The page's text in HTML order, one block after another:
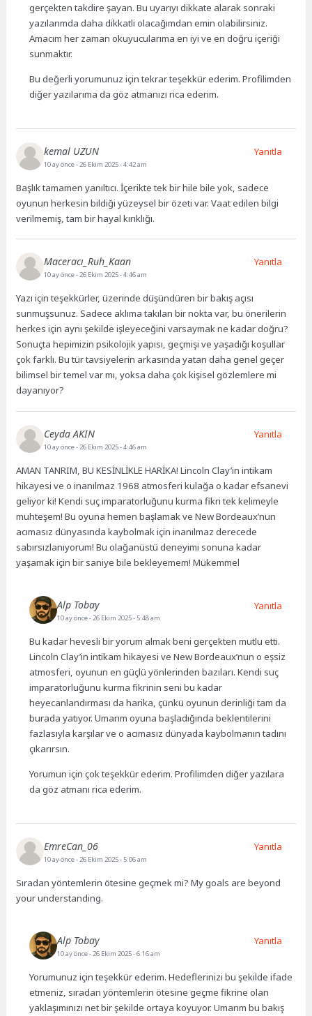
gerçekten takdire şayan. Bu uyarıyı dikkate alarak sonraki
yazılarımda daha dikkatli olacağımdan emin olabilirsiniz.
Amacım her zaman okuyucularıma en iyi ve en doğru içeriği
sunmaktır.
Bu değerli yorumunuz için tekrar teşekkür ederim. Profilimden
diğer yazılarıma da göz atmanızı rica ederim.
kemal UZUN
10 ay önce- 26 Ekim 2025 - 4:42 am
Başlık tamamen yanıltıcı. İçerikte tek bir hile bile yok, sadece
oyunun herkesin bildiği yüzeysel bir özeti var. Vaat edilen bilgi
verilmemiş, tam bir hayal kırıklığı.
Yanıtla
Maceracı_Ruh_Kaan
10 ay önce- 26 Ekim 2025 - 4:46 am
Yazı için teşekkürler, üzerinde düşündüren bir bakış açısı
sunmuşsunuz. Sadece aklıma takılan bir nokta var, bu önerilerin
herkes için aynı şekilde işleyeceğini varsaymak ne kadar doğru?
Sonuçta hepimizin psikolojik yapısı, geçmişi ve yaşadığı koşullar
çok farklı. Bu tür tavsiyelerin arkasında yatan daha genel geçer
bilimsel bir temel var mı, yoksa daha çok kişisel gözlemlere mi
dayanıyor?
Yanıtla
Ceyda AKIN
10 ay önce- 26 Ekim 2025 - 4:46 am
AMAN TANRIM, BU KESİNLİKLE HARİKA! Lincoln Clay’in intikam
hikayesi ve o inanılmaz 1968 atmosferi kulağa o kadar efsanevi
geliyor ki! Kendi suç imparatorluğunu kurma fikri tek kelimeyle
muhteşem! Bu oyuna hemen başlamak ve New Bordeaux’nun
acımasız dünyasında kaybolmak için inanılmaz derecede
sabırsızlanıyorum! Bu olağanüstü deneyimi sonuna kadar
yaşamak için bir saniye bile bekleyemem! Mükemmel
Yanıtla
Alp Tobay
10 ay önce- 26 Ekim 2025 - 5:48 am
Bu kadar hevesli bir yorum almak beni gerçekten mutlu etti.
Lincoln Clay’in intikam hikayesi ve New Bordeaux’nun o eşsiz
atmosferi, oyunun en güçlü yönlerinden bazıları. Kendi suç
imparatorluğunu kurma fikrinin seni bu kadar
heyecanlandırması da harika, çünkü oyunun derinliği tam da
burada yatıyor. Umarım oyuna başladığında beklentilerini
fazlasıyla karşılar ve o acımasız dünyada kaybolmanın tadını
çıkarırsın.
Yorumun için çok teşekkür ederim. Profilimden diğer yazılara
da göz atmanı rica ederim.
Yanıtla
EmreCan_06
10 ay önce- 26 Ekim 2025 - 5:06 am
Sıradan yöntemlerin ötesine geçmek mi? My goals are beyond
your understanding.
Yanıtla
Alp Tobay
10 ay önce- 26 Ekim 2025 - 6:16 am
Yorumunuz için teşekkür ederim. Hedeflerinizi bu şekilde ifade
etmeniz, sıradan yöntemlerin ötesine geçme fikrine olan
yaklaşımınızı net bir şekilde ortaya koyuyor. Umarım bu bakış
Yanıtla